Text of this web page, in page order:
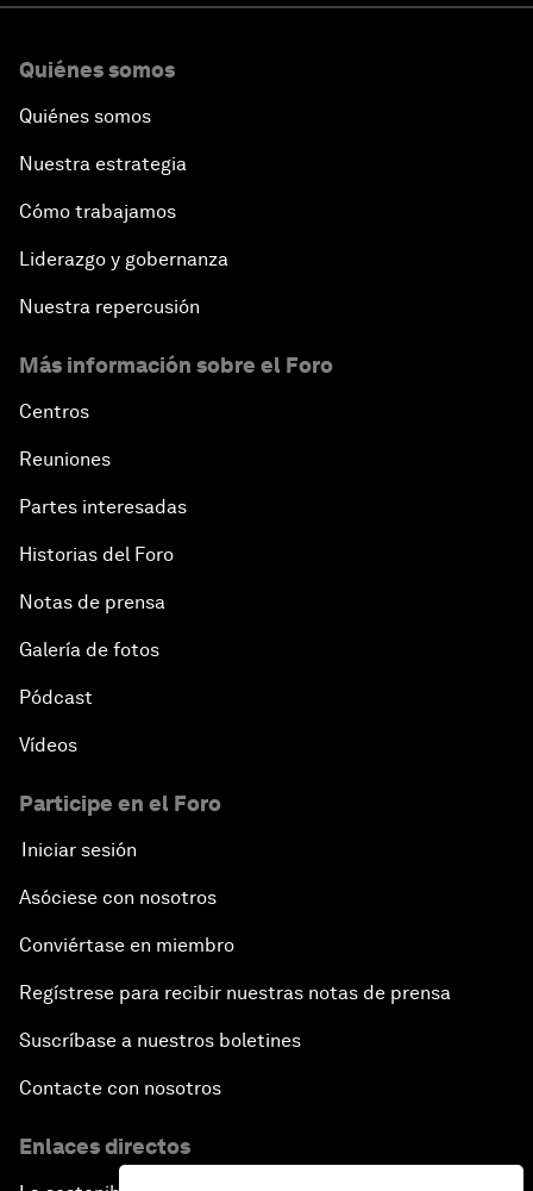
Quiénes somos
Quiénes somos
Nuestra estrategia
Cómo trabajamos
Liderazgo y gobernanza
Nuestra repercusión
Más información sobre el Foro
Centros
Reuniones
Partes interesadas
Historias del Foro
Notas de prensa
Galería de fotos
Pódcast
Vídeos
Participe en el Foro
Iniciar sesión
Asóciese con nosotros
Conviértase en miembro
Regístrese para recibir nuestras notas de prensa
Suscríbase a nuestros boletines
Contacte con nosotros
Enlaces directos